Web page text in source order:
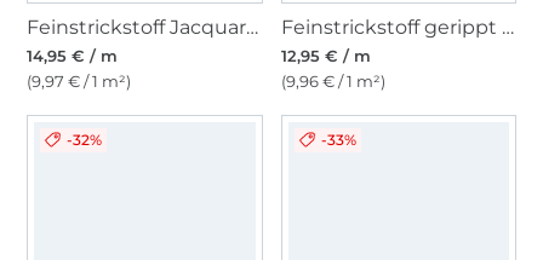
Feinstrickstoff Jacquard Stripes, multicolor
14,95 € / m
(9,97 € / 1 m²)
Feinstrickstoff gerippt Streifen, rot
12,95 € / m
(9,96 € / 1 m²)
-32% -33%